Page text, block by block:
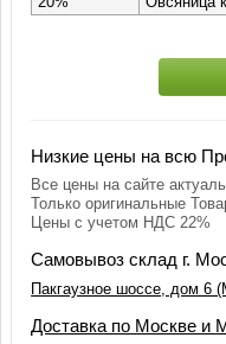
Низкие цены на всю
Все цены на сайте
Только оригинальные
Цены с учетом НДС 22%
Самовывоз склад г.
Пакгаузное шоссе, дом 6
Доставка по Москве и